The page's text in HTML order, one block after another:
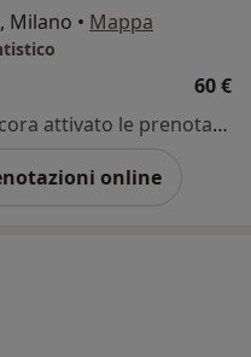
Milano • Mappa
60 €
Questo dottore non ha ancora attivato le prenotazioni online presso questo indirizzo.
online